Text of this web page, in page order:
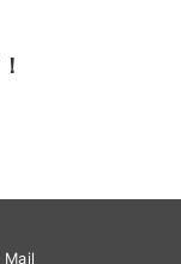
Mail